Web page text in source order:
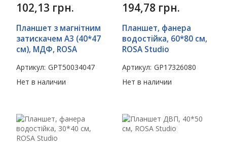
102,13 грн.
Планшет з магнітним
затискачем А3 (40*47
см), МДФ, ROSA
Артикул: GPТ50034047
Нет в наличии
194,78 грн.
Планшет, фанера
водостійка, 60*80 см,
ROSA Studio
Артикул: GP17326080
Нет в наличии